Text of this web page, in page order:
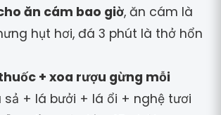
ăn cám bao giờ, ăn cám là
hụt hơi, đá 3 phút là thở hổn
+ xoa rượu gừng mỗi
sả + lá bưởi + lá ổi + nghệ tươi